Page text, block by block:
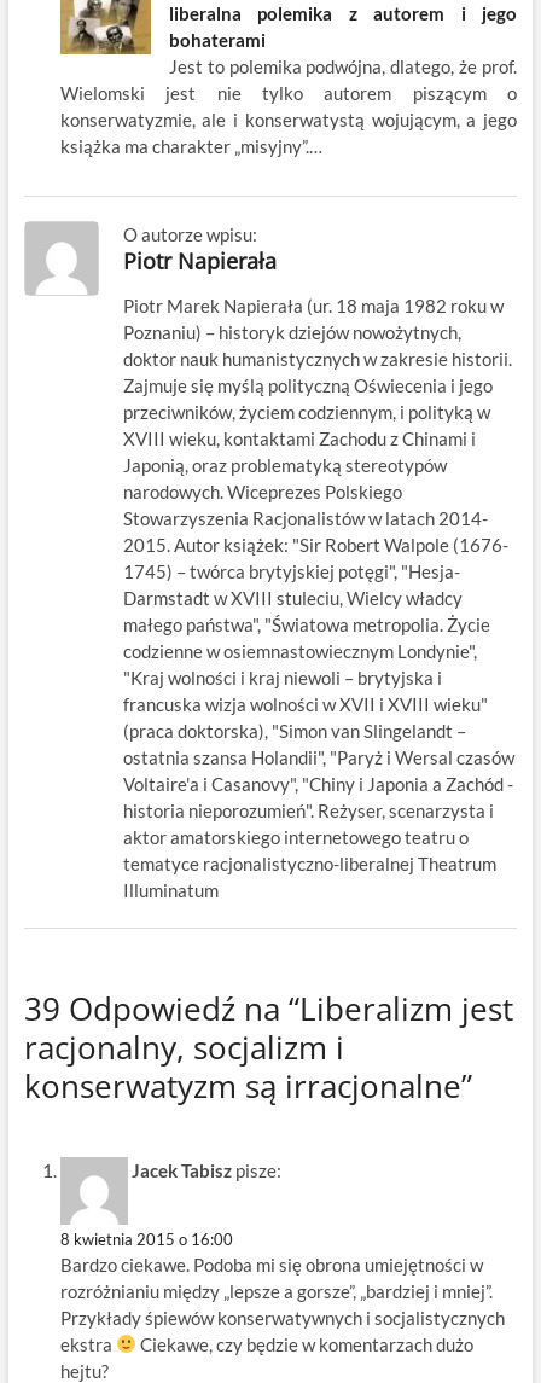
liberalna polemika z autorem i jego
bohaterami
Jest to polemika podwójna, dlatego, że prof.
Wielomski jest nie tylko autorem piszącym o
konserwatyzmie, ale i konserwatystą wojującym, a jego
książka ma charakter „misyjny”.…
O autorze wpisu:
Piotr Napierała
Piotr Marek Napierała (ur. 18 maja 1982 roku w
Poznaniu) – historyk dziejów nowożytnych,
doktor nauk humanistycznych w zakresie historii.
Zajmuje się myślą polityczną Oświecenia i jego
przeciwników, życiem codziennym, i polityką w
XVIII wieku, kontaktami Zachodu z Chinami i
Japonią, oraz problematyką stereotypów
narodowych. Wiceprezes Polskiego
Stowarzyszenia Racjonalistów w latach 2014-
2015. Autor książek: "Sir Robert Walpole (1676-
1745) – twórca brytyjskiej potęgi", "Hesja-
Darmstadt w XVIII stuleciu, Wielcy władcy
małego państwa", "Światowa metropolia. Życie
codzienne w osiemnastowiecznym Londynie",
"Kraj wolności i kraj niewoli – brytyjska i
francuska wizja wolności w XVII i XVIII wieku"
(praca doktorska), "Simon van Slingelandt –
ostatnia szansa Holandii", "Paryż i Wersal czasów
Voltaire'a i Casanovy", "Chiny i Japonia a Zachód -
historia nieporozumień". Reżyser, scenarzysta i
aktor amatorskiego internetowego teatru o
tematyce racjonalistyczno-liberalnej Theatrum
Illuminatum
39 Odpowiedź na “Liberalizm jest
racjonalny, socjalizm i
konserwatyzm są irracjonalne”
Jacek Tabisz pisze:
8 kwietnia 2015 o 16:00
Bardzo ciekawe. Podoba mi się obrona umiejętności w
rozróżnianiu między „lepsze a gorsze”, „bardziej i mniej”.
Przykłady śpiewów konserwatywnych i socjalistycznych
ekstra
Ciekawe, czy będzie w komentarzach dużo
hejtu?